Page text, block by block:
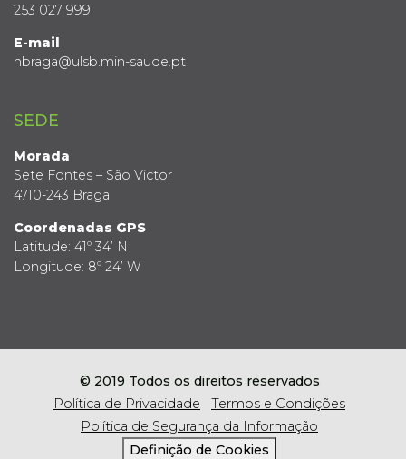
253 027 999
E-mail
hbraga@ulsb.min-saude.pt
SEDE
Morada
Sete Fontes – São Victor
4710-243 Braga
Coordenadas GPS
Latitude: 41º 34’ N
Longitude: 8º 24’ W
© 2019 Todos os direitos reservados
Política de Privacidade
Termos e Condições
Política de Segurança da Informação
Definição de Cookies